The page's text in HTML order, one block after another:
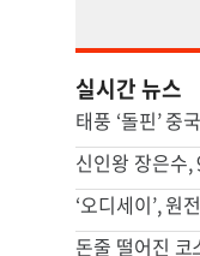
실시간 뉴스